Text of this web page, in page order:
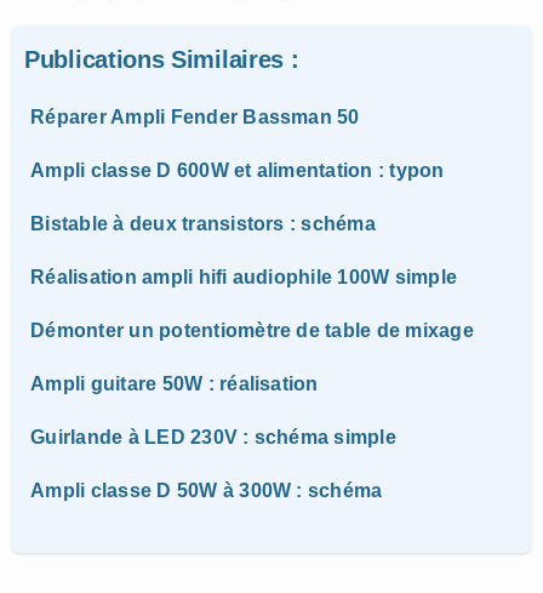
Publications Similaires :
Réparer Ampli Fender Bassman 50
Ampli classe D 600W et alimentation : typon
Bistable à deux transistors : schéma
Réalisation ampli hifi audiophile 100W simple
Démonter un potentiomètre de table de mixage
Ampli guitare 50W : réalisation
Guirlande à LED 230V : schéma simple
Ampli classe D 50W à 300W : schéma